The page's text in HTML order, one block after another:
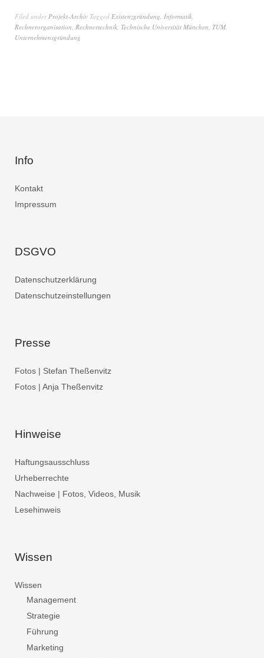
Filed underProjekt-Archiv Tagged Existenzgründung, Informatik,
Rechnerorganisation, Rechnertechnik, Technische Universität München, TUM,
Unternehmensgründung
Info
Kontakt
Impressum
DSGVO
Datenschutzerklärung
Datenschutzeinstellungen
Presse
Fotos | Stefan Theßenvitz
Fotos | Anja Theßenvitz
Hinweise
Haftungsausschluss
Urheberrechte
Nachweise | Fotos, Videos, Musik
Lesehinweis
Wissen
Wissen
Management
Strategie
Führung
Marketing